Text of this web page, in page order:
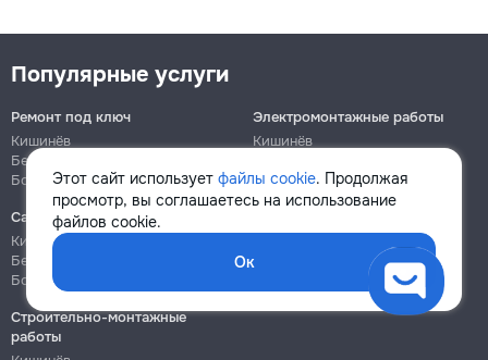
Этот сайт использует файлы cookie. Продолжая
просмотр, вы соглашаетесь на использование
файлов cookie.
Ок
Популярные услуги
Ремонт под ключ
Кишинёв
Бельцы
Ботаника
Электромонтажные работы
Кишинёв
Ботаника
Сантехнические работы
Кишинёв
Бельцы
Ботаника
Бельцы
Строительно-монтажные
работы